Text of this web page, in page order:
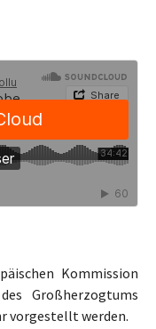
Kommission
Großherzogtums
vorgestellt werden.